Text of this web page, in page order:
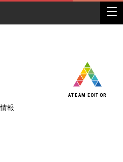
報
ATEAM EDITOR